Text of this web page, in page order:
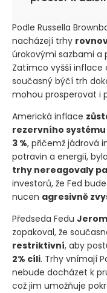
Podle Russella
nacházejí trhy
úrokovými sazbami
Zatímco vyšší inflace
současný býčí trh
mohou prosperovat i
Americká inflace
rezervního systému
3 %, přičemž jádrová
potravin a energií,
trhy nereagovaly
investorů, že Fed
nucen agresivně
Předseda Fedu
zopakoval, že
restriktivní, aby
2% cíli. Trhy vnímají
nebude docházet k
což jim umožňuje